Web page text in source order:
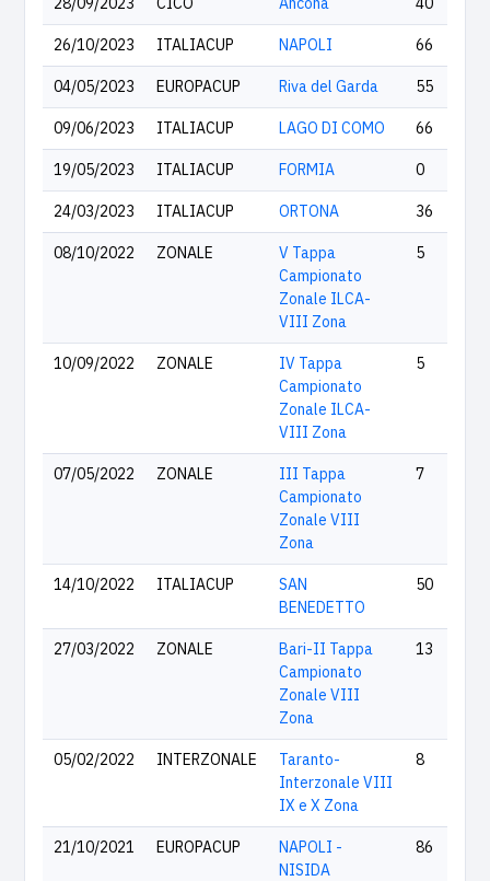
26/10/2023 ITALIACUP NAPOLI 66
04/05/2023 EUROPACUP Riva del Garda 55
09/06/2023 ITALIACUP LAGO DI COMO 66
19/05/2023 ITALIACUP FORMIA 0
24/03/2023 ITALIACUP ORTONA 36
08/10/2022 ZONALE
V Tappa
Campionato
Zonale ILCA-
VIII Zona
5
10/09/2022 ZONALE
IV Tappa
Campionato
Zonale ILCA-
VIII Zona
5
07/05/2022 ZONALE
III Tappa
Campionato
Zonale VIII
Zona
7
14/10/2022 ITALIACUP
SAN
BENEDETTO
50
27/03/2022 ZONALE
Bari-II Tappa
Campionato
Zonale VIII
Zona
13
05/02/2022 INTERZONALE
Taranto-
Interzonale VIII
IX e X Zona
8
21/10/2021 EUROPACUP
NAPOLI -
NISIDA
86